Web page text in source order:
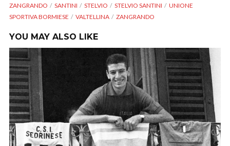
ZANGRANDO
SANTINI STELVIO STELVIO SANTINI
UNIONE
SPORTIVA BORMIESE
VALTELLINA ZANGRANDO
YOU MAY ALSO LIKE